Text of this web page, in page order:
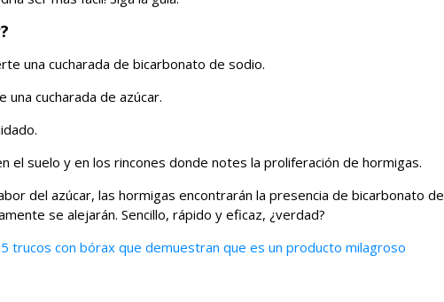
una cucharada de bicarbonato de sodio.
una cucharada de azúcar.
el suelo y en los rincones donde notes la proliferación de hormigas.
del azúcar, las hormigas encontrarán la presencia de bicarbonato de
se alejarán. Sencillo, rápido y eficaz, ¿verdad?
trucos con bórax que demuestran que es un producto milagroso